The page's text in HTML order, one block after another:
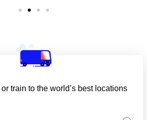
train to the world’s best locations